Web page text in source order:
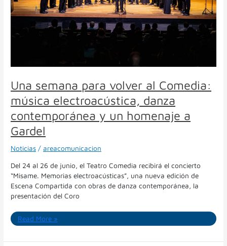
Una semana para volver al Comedia:
música electroacústica, danza
contemporánea y un homenaje a
Gardel
Noticias / areacomunicacion
Del 24 al 26 de junio, el Teatro Comedia recibirá el concierto
“Misame. Memorias electroacústicas”, una nueva edición de
Escena Compartida con obras de danza contemporánea, la
presentación del Coro
música
electroacústica,
danza
contemporánea
homenaje
Gardel
Read More »